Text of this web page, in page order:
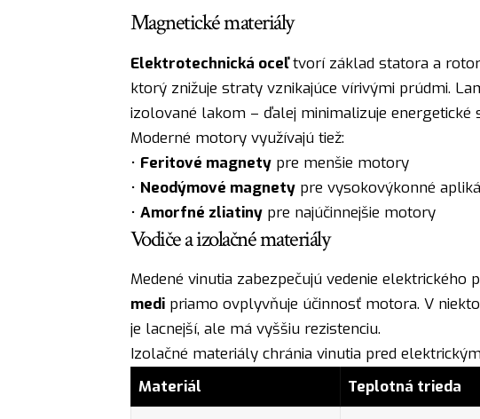
Magnetické materiály
Elektrotechnická oceľtvorí základ statora a
ktorý znižuje straty vznikajúce vírivými prúdmi.
izolované lakom – ďalej minimalizuje energetické
Moderné motory využívajú tiež:
• Feritové magnetypre menšie motory
• Neodýmové magnetypre vysokovýkonné
• Amorfné zliatinypre najúčinnejšie motory
Vodiče a izolačné materiály
Medené vinutia zabezpečujú vedenie
medipriamo ovplyvňuje účinnosť motora. V
je lacnejší, ale má vyššiu rezistenciu.
Izolačné materiály chránia vinutia pred
Materiál
Teplotná trieda